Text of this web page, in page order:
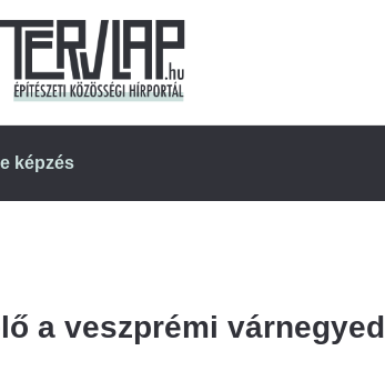
képzés
a veszprémi várnegyed